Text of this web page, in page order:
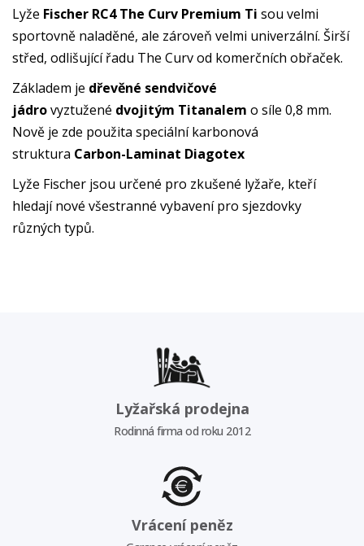
Lyže Fischer RC4 The Curv Premium Ti sou velmi
sportovně naladěné, ale zároveň velmi univerzální. Širší
střed, odlišující řadu The Curv od komerčních obřaček.
Základem je dřevěné sendvičové
jádrovyztužené dvojitým Titanalem o síle 0,8 mm.
Nově je zde použita speciální karbonová
struktura Carbon-Laminat Diagotex
Lyže Fischer jsou určené pro zkušené lyžaře, kteří
hledají nové všestranné vybavení pro sjezdovky
různých typů.
Lyžařská prodejna
Rodinná firma od roku 2012
Vrácení peněz